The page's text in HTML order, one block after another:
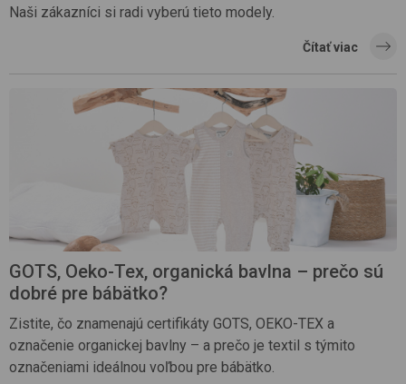
Naši zákazníci si radi vyberú tieto modely.
Čítať viac
GOTS, Oeko-Tex, organická bavlna – prečo sú
dobré pre bábätko?
Zistite, čo znamenajú certifikáty GOTS, OEKO-TEX a
označenie organickej bavlny – a prečo je textil s týmito
označeniami ideálnou voľbou pre bábätko.